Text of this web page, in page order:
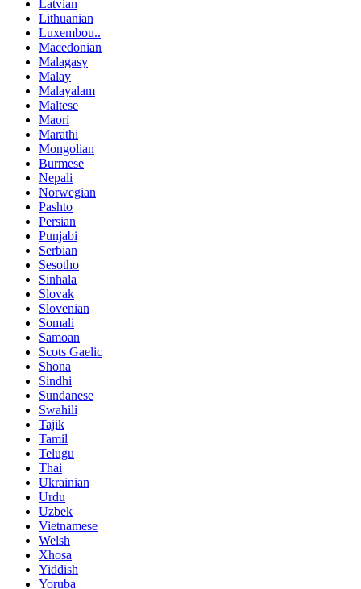
Latvian
Lithuanian
Luxembou..
Macedonian
Malagasy
Malay
Malayalam
Maltese
Maori
Marathi
Mongolian
Burmese
Nepali
Norwegian
Pashto
Persian
Punjabi
Serbian
Sesotho
Sinhala
Slovak
Slovenian
Somali
Samoan
Scots Gaelic
Shona
Sindhi
Sundanese
Swahili
Tajik
Tamil
Telugu
Thai
Ukrainian
Urdu
Uzbek
Vietnamese
Welsh
Xhosa
Yiddish
Yoruba